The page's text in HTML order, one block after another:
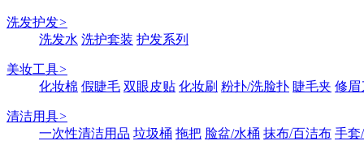
洗发护发>
洗发水 洗护套装 护发系列
美妆工具>
化妆棉 假睫毛 双眼皮贴 化妆刷 粉扑/洗脸扑 睫毛夹 修眉
清洁用具>
一次性清洁用品 垃圾桶 拖把 脸盆/水桶 抹布/百洁布 手套